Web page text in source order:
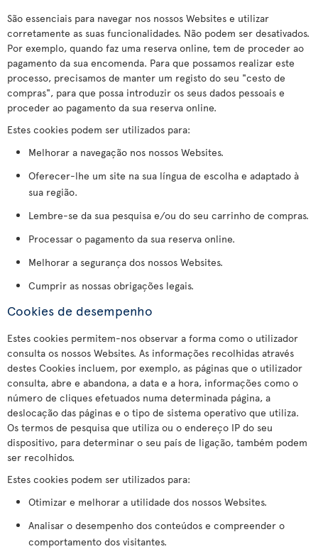
São essenciais para navegar nos nossos Websites e utilizar
corretamente as suas funcionalidades. Não podem ser desativados.
Por exemplo, quando faz uma reserva online, tem de proceder ao
pagamento da sua encomenda. Para que possamos realizar este
processo, precisamos de manter um registo do seu "cesto de
compras", para que possa introduzir os seus dados pessoais e
proceder ao pagamento da sua reserva online.
Estes cookies podem ser utilizados para:
Melhorar a navegação nos nossos Websites.
Oferecer-lhe um site na sua língua de escolha e adaptado à
sua região.
Lembre-se da sua pesquisa e/ou do seu carrinho de compras.
Processar o pagamento da sua reserva online.
Melhorar a segurança dos nossos Websites.
Cumprir as nossas obrigações legais.
Cookies de desempenho
Estes cookies permitem-nos observar a forma como o utilizador
consulta os nossos Websites. As informações recolhidas através
destes Cookies incluem, por exemplo, as páginas que o utilizador
consulta, abre e abandona, a data e a hora, informações como o
número de cliques efetuados numa determinada página, a
deslocação das páginas e o tipo de sistema operativo que utiliza.
Os termos de pesquisa que utiliza ou o endereço IP do seu
dispositivo, para determinar o seu país de ligação, também podem
ser recolhidos.
Estes cookies podem ser utilizados para:
Otimizar e melhorar a utilidade dos nossos Websites.
Analisar o desempenho dos conteúdos e compreender o
comportamento dos visitantes.